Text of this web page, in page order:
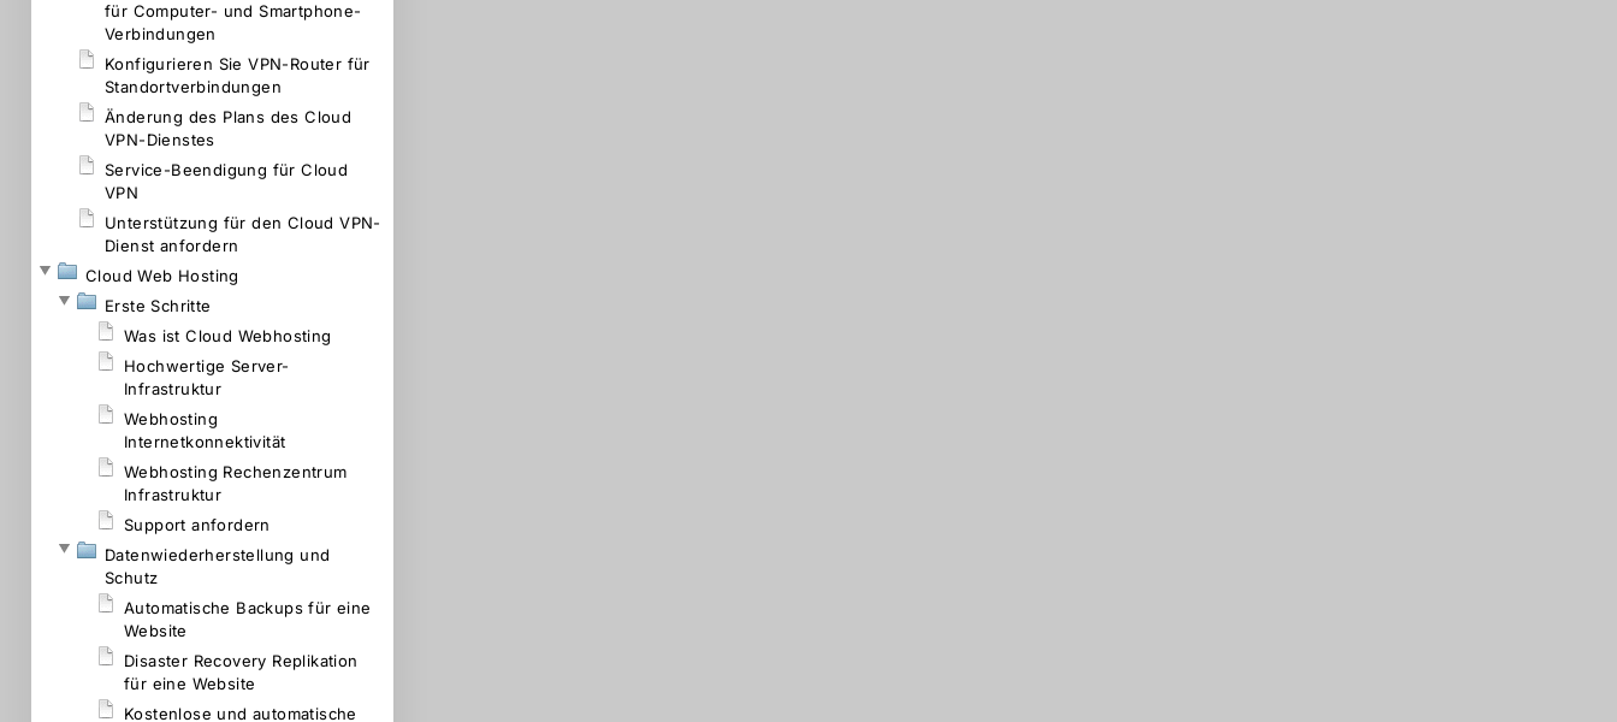
für Computer- und Smartphone-
Verbindungen
Konfigurieren Sie VPN-Router für
Standortverbindungen
Änderung des Plans des Cloud
VPN-Dienstes
Service-Beendigung für Cloud
VPN
Unterstützung für den Cloud VPN-
Dienst anfordern
Cloud Web Hosting
Erste Schritte
Was ist Cloud Webhosting
Hochwertige Server-
Infrastruktur
Webhosting
Internetkonnektivität
Webhosting Rechenzentrum
Infrastruktur
Support anfordern
Datenwiederherstellung und
Schutz
Automatische Backups für eine
Website
Disaster Recovery Replikation
für eine Website
Kostenlose und automatische